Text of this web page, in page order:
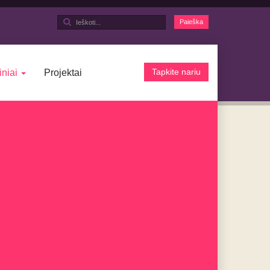
Ieškoti... Paieška
Projektai Tapkite nariu